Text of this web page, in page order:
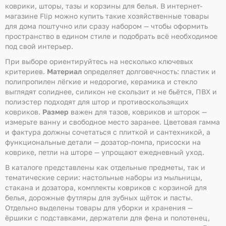
коврики, шторы, тазы и корзины для белья. В интернет-
магазине Flip можно купить такие хозяйственные товары
для дома поштучно или сразу набором — чтобы оформить
пространство в едином стиле и подобрать всё необходимое
под свой интерьер.
При выборе ориентируйтесь на несколько ключевых
критериев. Материал определяет долговечность: пластик и
полипропилен лёгкие и недорогие, керамика и стекло
выглядят солиднее, силикон не скользит и не бьётся, ПВХ и
полиэстер подходят для штор и противоскользящих
ковриков. Размер важен для тазов, ковриков и шторок —
измерьте ванну и свободное место заранее. Цветовая гамма
и фактура должны сочетаться с плиткой и сантехникой, а
функциональные детали — дозатор-помпа, присоски на
коврике, петли на шторе — упрощают ежедневный уход.
В каталоге представлены как отдельные предметы, так и
тематические серии: настольные наборы из мыльницы,
стакана и дозатора, комплекты ковриков с корзиной для
белья, дорожные футляры для зубных щёток и пасты.
Отдельно выделены товары для уборки и хранения —
ёршики с подставками, держатели для фена и полотенец,